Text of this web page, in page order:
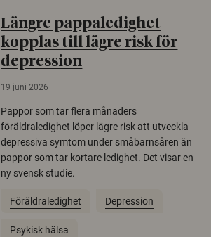
Längre pappaledighet
kopplas till lägre risk för
depression
19 juni 2026
Pappor som tar flera månaders
föräldraledighet löper lägre risk att utveckla
depressiva symtom under småbarnsåren än
pappor som tar kortare ledighet. Det visar en
ny svensk studie.
Föräldraledighet Depression
Psykisk hälsa